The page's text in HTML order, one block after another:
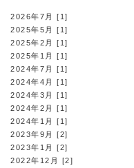
2026年7月 [1]
2025年5月 [1]
2025年2月 [1]
2025年1月 [1]
2024年7月 [1]
2024年4月 [1]
2024年3月 [1]
2024年2月 [1]
2024年1月 [1]
2023年9月 [2]
2023年1月 [2]
2022年12月 [2]